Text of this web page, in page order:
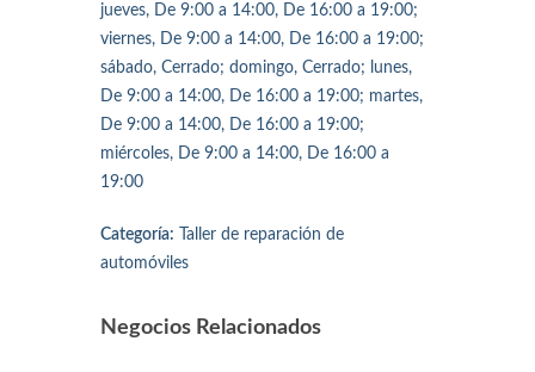
jueves, De 9:00 a 14:00, De 16:00 a 19:00;
viernes, De 9:00 a 14:00, De 16:00 a 19:00;
sábado, Cerrado; domingo, Cerrado; lunes,
De 9:00 a 14:00, De 16:00 a 19:00; martes,
De 9:00 a 14:00, De 16:00 a 19:00;
miércoles, De 9:00 a 14:00, De 16:00 a
19:00
Categoría: Taller de reparación de
automóviles
Negocios Relacionados